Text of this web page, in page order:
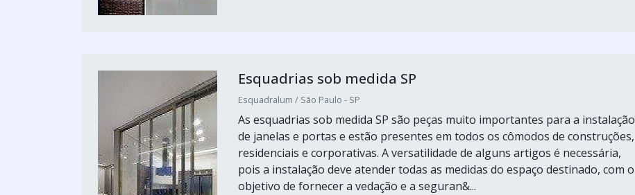
Esquadrias sob medida SP
Esquadralum / São Paulo - SP
As esquadrias sob medida SP são peças muito importantes para a instalação
de janelas e portas e estão presentes em todos os cômodos de construções,
residenciais e corporativas. A versatilidade de alguns artigos é necessária,
pois a instalação deve atender todas as medidas do espaço destinado, com o
objetivo de fornecer a vedação e a seguran&...